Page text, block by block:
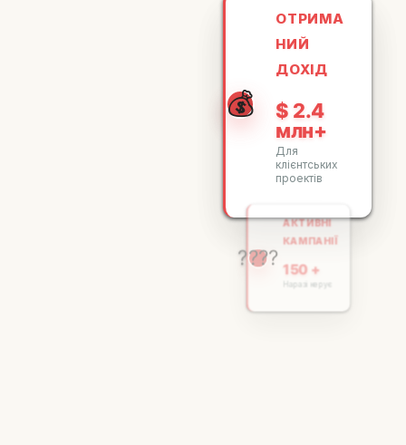
💰
ОТРИМА
НИЙ
ДОХІД
$ 2.4
млн+
Для
клієнтських
проектів
????
АКТИВНІ
КАМПАНІЇ
150 +
Наразі керує